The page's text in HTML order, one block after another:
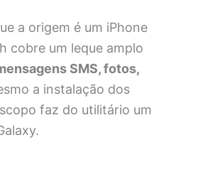
a origem é um iPhone
cobre um leque amplo
SMS, fotos,
a instalação dos
faz do utilitário um